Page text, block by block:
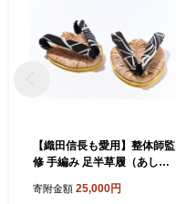
【織田信長も愛用】整体師監
修 手編み 足半草履（あしな
（こくよう）」 025-H-KZ0
寄附金額 25,000円